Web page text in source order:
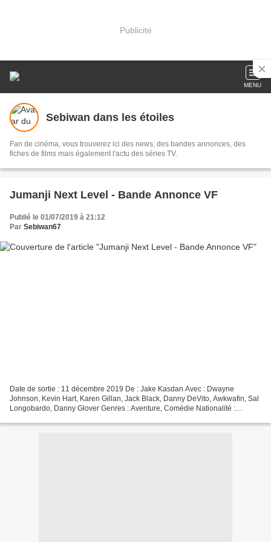
Publicité
MENU
Sebiwan dans les étoiles
Fan de cinéma, vous trouverez ici des news, des bandes annonces, des
fiches de films mais également l'actu des séries TV.
Jumanji Next Level - Bande Annonce VF
Publié le 01/07/2019 à 21:12
Par Sebiwan67
Date de sortie : 11 décembre 2019 De : Jake Kasdan Avec : Dwayne
Johnson, Kevin Hart, Karen Gillan, Jack Black, Danny DeVito, Awkwafin, Sal
Longobardo, Danny Glover Genres : Aventure, Comédie Nationalité :